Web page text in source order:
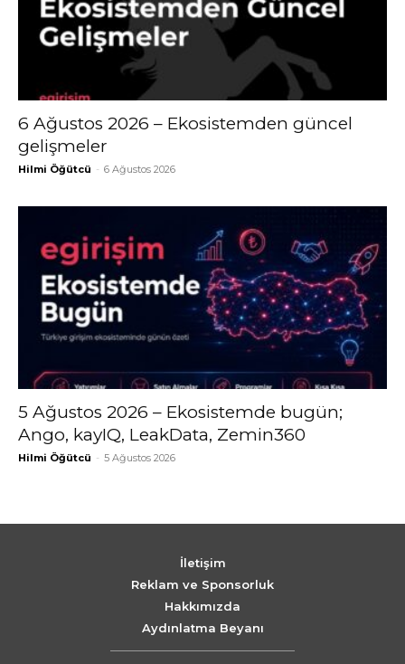
6 Ağustos 2026 – Ekosistemden güncel
gelişmeler
Hilmi Öğütcü - 6 Ağustos 2026
5 Ağustos 2026 – Ekosistemde bugün;
Ango, kayIQ, LeakData, Zemin360
Hilmi Öğütcü - 5 Ağustos 2026
İletişim
Reklam ve Sponsorluk
Hakkımızda
Aydınlatma Beyanı